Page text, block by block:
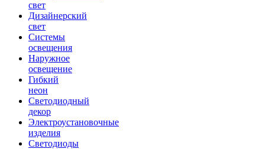
свет
Дизайнерский
свет
Системы
освещения
Наружное
освещение
Гибкий
неон
Светодиодный
декор
Электроустановочные
изделия
Светодиоды